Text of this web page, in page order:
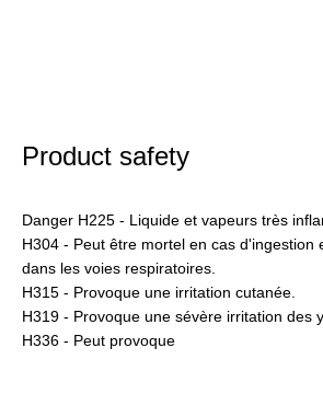
Product safety
Danger H225 - Liquide et vapeurs très
H304 - Peut être mortel en cas d'ingestion
dans les voies respiratoires.
H315 - Provoque une irritation cutanée.
H319 - Provoque une sévère irritation des
H336 - Peut provoque